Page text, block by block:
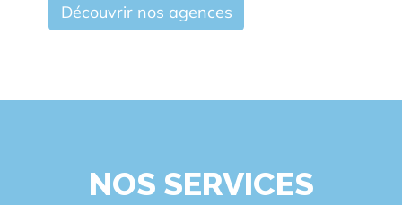
Découvrir nos agences
NOS SERVICES